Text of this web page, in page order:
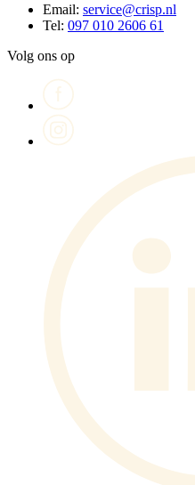
Email: service@crisp.nl
Tel: 097 010 2606 61
Volg ons op